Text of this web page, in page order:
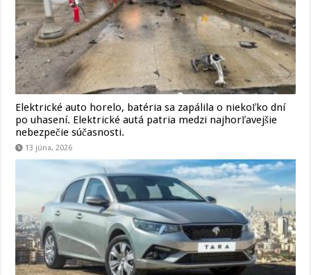
Elektrické auto horelo, batéria sa zapálila o niekoľko dní
po uhasení. Elektrické autá patria medzi najhorľavejšie
nebezpečie súčasnosti.
13 júna, 2026